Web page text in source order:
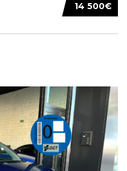
14 500€